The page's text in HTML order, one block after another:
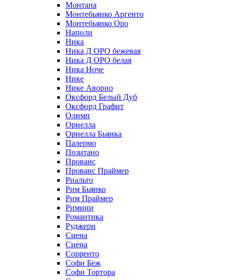
Монтана
Монтебьянко Аргенто
Монтебьянко Оро
Наполи
Ника
Ника Д ОРО бежевая
Ника Д ОРО белая
Ника Ноче
Нике
Нике Аворио
Оксфорд Белый Дуб
Оксфорд Графит
Олимп
Орнелла
Орнелла Бьянка
Палермо
Позитано
Прованс
Прованс Праймер
Риальто
Рим Бьянко
Рим Праймер
Римини
Романтика
Руджери
Сиена
Сиена
Сорренто
Софи Беж
Софи Тортора